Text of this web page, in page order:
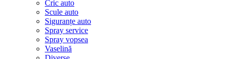
Cric auto
Scule auto
Siguranțe auto
Spray service
Spray vopsea
Vaselină